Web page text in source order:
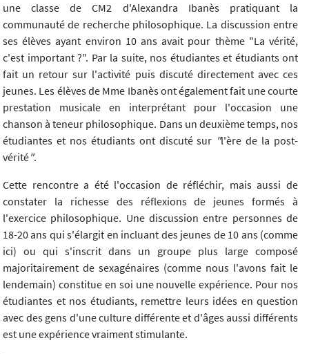
une classe de CM2 d'Alexandra Ibanès pratiquant la
communauté de recherche philosophique. La discussion entre
ses élèves ayant environ 10 ans avait pour thème "La vérité,
c'est important ?". Par la suite, nos étudiantes et étudiants ont
fait un retour sur l'activité puis discuté directement avec ces
jeunes. Les élèves de Mme Ibanès ont également fait une courte
prestation musicale en interprétant pour l'occasion une
chanson à teneur philosophique. Dans un deuxième temps, nos
étudiantes et nos étudiants ont discuté sur "l'ère de la post-
vérité".
Cette rencontre a été l'occasion de réfléchir, mais aussi de
constater la richesse des réflexions de jeunes formés à
l'exercice philosophique. Une discussion entre personnes de
18-20 ans qui s'élargit en incluant des jeunes de 10 ans (comme
ici) ou qui s'inscrit dans un groupe plus large composé
majoritairement de sexagénaires (comme nous l'avons fait le
lendemain) constitue en soi une nouvelle expérience. Pour nos
étudiantes et nos étudiants, remettre leurs idées en question
avec des gens d'une culture différente et d'âges aussi différents
est une expérience vraiment stimulante.